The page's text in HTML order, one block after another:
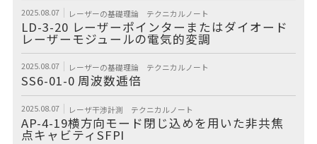
2025.08.07 レーザーの基礎理論 テクニカルノート
LD-3-20 レーザーポインターまたはダイオード
レーザーモジュールの電気的変調
2025.08.07 レーザーの基礎理論 テクニカルノート
SS6-01-0 周波数逓倍
2025.08.07 レーザ干渉計測 テクニカルノート
AP-4-19横方向モード閉じ込めを用いた非共焦
点キャビティSFPI